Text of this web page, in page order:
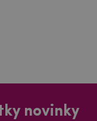
novinky